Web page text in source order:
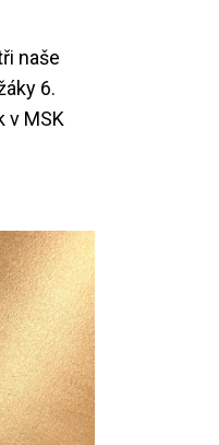
naše
6.
v MSK